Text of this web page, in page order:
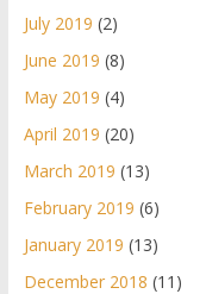
July 2019 (2)
June 2019 (8)
May 2019 (4)
April 2019 (20)
March 2019 (13)
February 2019 (6)
January 2019 (13)
December 2018 (11)